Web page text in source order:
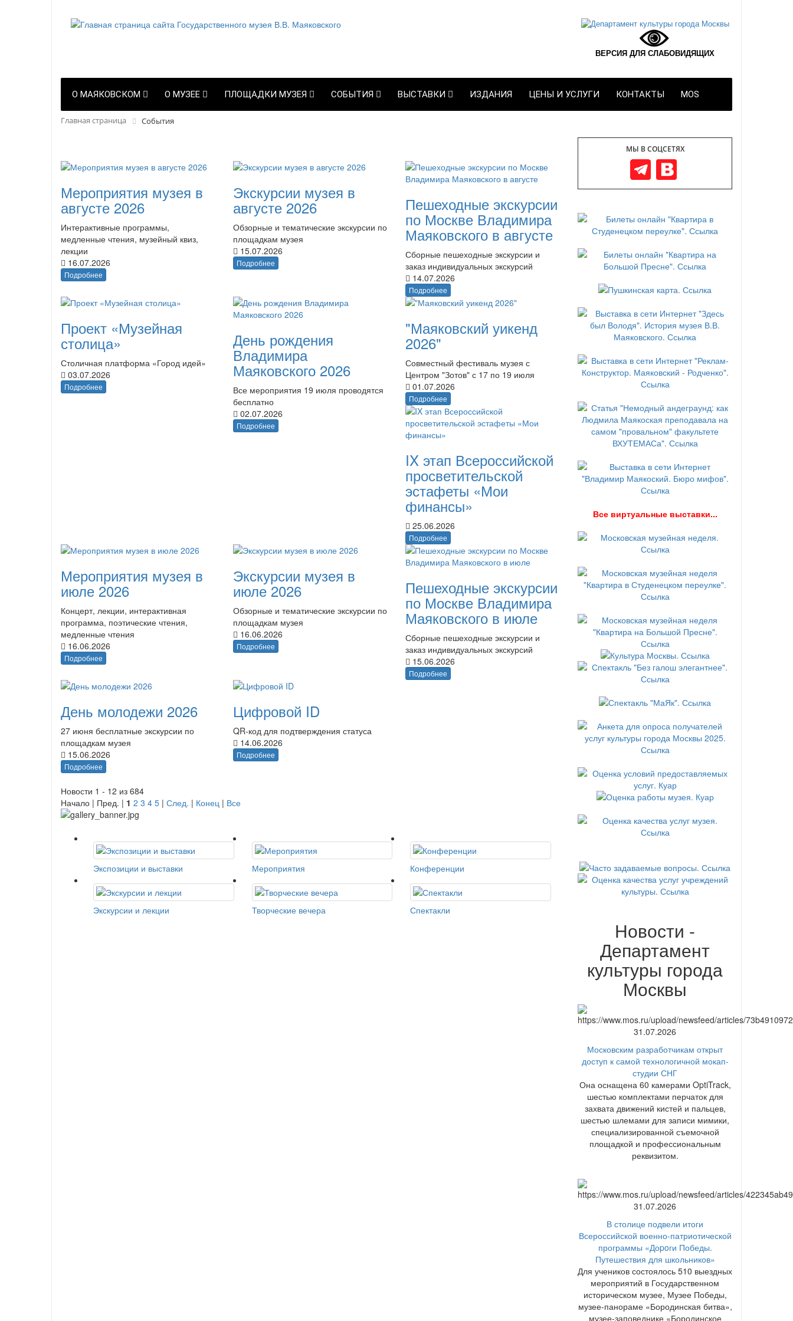
ВЕРСИЯ ДЛЯ СЛАБОВИДЯЩИХ
О МАЯКОВСКОМ О МУЗЕЕ ПЛОЩАДКИ МУЗЕЯ СОБЫТИЯ ВЫСТАВКИ ИЗДАНИЯ ЦЕНЫ И УСЛУГИ КОНТАКТЫ MOS
Главная страница События
Мероприятия музея в
августе 2026
Интерактивные программы,
медленные чтения, музейный квиз,
лекции
16.07.2026
Подробнее
Экскурсии музея в
августе 2026
Обзорные и тематические экскурсии по
площадкам музея
15.07.2026
Подробнее
Пешеходные экскурсии
по Москве Владимира
Маяковского в августе
Сборные пешеходные экскурсии и
заказ индивидуальных экскурсий
14.07.2026
Подробнее
Проект «Музейная
столица»
Столичная платформа «Город идей»
03.07.2026
Подробнее
День рождения
Владимира
Маяковского 2026
Все мероприятия 19 июля проводятся
бесплатно
02.07.2026
Подробнее
"Маяковский уикенд
2026"
Совместный фестиваль музея с
Центром "Зотов" с 17 по 19 июля
01.07.2026
Подробнее
IX этап Всероссийской
просветительской
эстафеты «Мои
финансы»
25.06.2026
Подробнее
Мероприятия музея в
июле 2026
Концерт, лекции, интерактивная
программа, поэтические чтения,
медленные чтения
16.06.2026
Подробнее
Экскурсии музея в
июле 2026
Обзорные и тематические экскурсии по
площадкам музея
16.06.2026
Подробнее
Пешеходные экскурсии
по Москве Владимира
Маяковского в июле
Сборные пешеходные экскурсии и
заказ индивидуальных экскурсий
15.06.2026
Подробнее
День молодежи 2026
27 июня бесплатные экскурсии по
площадкам музея
15.06.2026
Подробнее
Цифровой ID
QR-код для подтверждения статуса
14.06.2026
Подробнее
Новости 1 - 12 из 684
Начало | Пред. | 1 2 3 4 5 | След. | Конец | Все
Экспозиции и выставки Мероприятия Конференции
Экскурсии и лекции Творческие вечера Спектакли
МЫ В СОЦСЕТЯХ
Все виртуальные выставки...
Новости -
Департамент
культуры города
Москвы
31.07.2026
Московским разработчикам открыт
доступ к самой технологичной мокап-
студии СНГ
Она оснащена 60 камерами OptiTrack,
шестью комплектами перчаток для
захвата движений кистей и пальцев,
шестью шлемами для записи мимики,
специализированной съемочной
площадкой и профессиональным
реквизитом.
31.07.2026
В столице подвели итоги
Всероссийской военно-патриотической
программы «Доpoги Победы.
Путешествия для школьников»
Для учеников состоялось 510 выездных
мероприятий в Государственном
историческом музее, Музее Победы,
музее-панораме «Бородинская битва»,
музее-заповеднике «Бородинское